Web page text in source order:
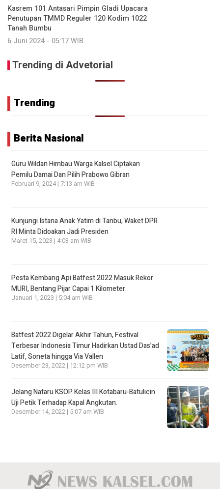
Kasrem 101 Antasari Pimpin Gladi Upacara
Penutupan TMMD Reguler 120 Kodim 1022
Tanah Bumbu
6 Juni 2024 - 05:17 WIB
Trending di Advetorial
Trending
Berita Nasional
Guru Wildan Himbau Warga Kalsel Ciptakan
Pemilu Damai Dan Pilih Prabowo Gibran
Februari 9, 2024 | 7:13 am WIB
Kunjungi Istana Anak Yatim di Tanbu, Waket DPR
RI Minta Didoakan Jadi Presiden
Maret 15, 2023 | 4:03 am WIB
Pesta Kembang Api Batfest 2022 Masuk Rekor
MURI, Bentang Pijar Capai 1 Kilometer
Januari 1, 2023 | 5:04 am WIB
Batfest 2022 Digelar Akhir Tahun, Festival
Terbesar Indonesia Timur Hadirkan Ustad Das’ad
Latif, Soneta hingga Via Vallen
Desember 23, 2022 | 12:12 pm WIB
Jelang Nataru KSOP Kelas III Kotabaru-Batulicin
Uji Petik Terhadap Kapal Angkutan.
Desember 14, 2022 | 5:07 am WIB